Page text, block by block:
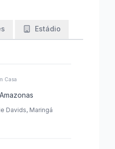
Estádio
Casa
Amazonas
Davids, Maringá